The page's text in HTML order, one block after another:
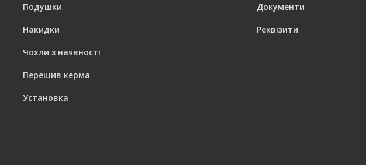
Подушки
Накидки
Чохли з наявності
Перешив керма
Установка
Документи
Реквізити